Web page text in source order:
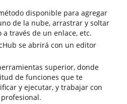
disponible para agregar
de la nube, arrastrar y soltar
través de un enlace, etc.
se abrirá con un editor
superior, donde
de funciones que te
y ejecutar, y trabajar con